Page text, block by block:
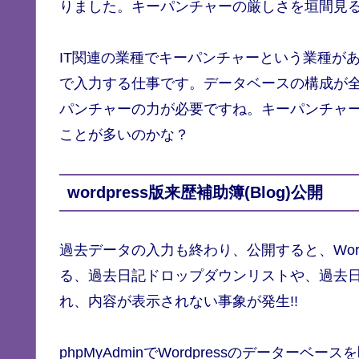
りました。キーパンチャーの厳しさを垣間見
IT関連の業種でキーパンチャーという業種が
で入力する仕事です。データベースの構成が
パンチャーの力が必要ですね。キーパンチャ
ことが多いのかな？
wordpress版来歴補助簿(Blog)公開
過去データの入力も終わり、公開すると、
る、過去日記ドロップダウンリストや、過去
れ、内容が表示されない事象が発生!!
phpMyAdminでWordpressのデーターベース